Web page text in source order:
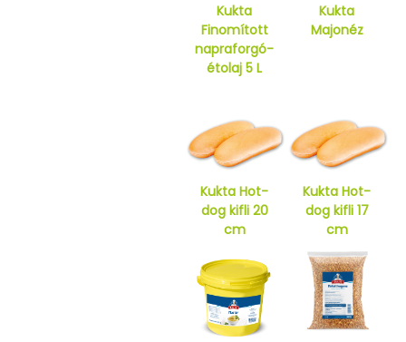
Kukta
Finomított
napraforgó-
étolaj 5 L
Kukta
Majonéz
Kukta Hot-
dog kifli 20
cm
Kukta Hot-
dog kifli 17
cm